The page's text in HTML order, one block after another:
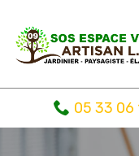
05 33 06